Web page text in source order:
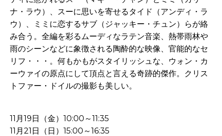
ナ・ラウ）、スーに思いを寄せるタイド（アンディ・ラ
ウ）、ミミに恋するサブ（ジャッキー・チュン）らが絡
み合う。全編を彩るムーディなラテン音楽、熱帯雨林や
雨のシーンなどに象徴される陶酔的な映像、官能的なセ
リフ・・・。何もかもがスタイリッシュな、ウォン・カ
ーウァイの原点にして頂点と言える奇跡的傑作。クリス
トファー・ドイルの撮影も美しい。
11月19日（金）10:00～11:35
11月21日（日）15:00～16:35